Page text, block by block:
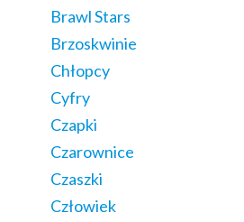
Brawl Stars
Brzoskwinie
Chłopcy
Cyfry
Czapki
Czarownice
Czaszki
Człowiek